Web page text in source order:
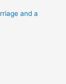
and a